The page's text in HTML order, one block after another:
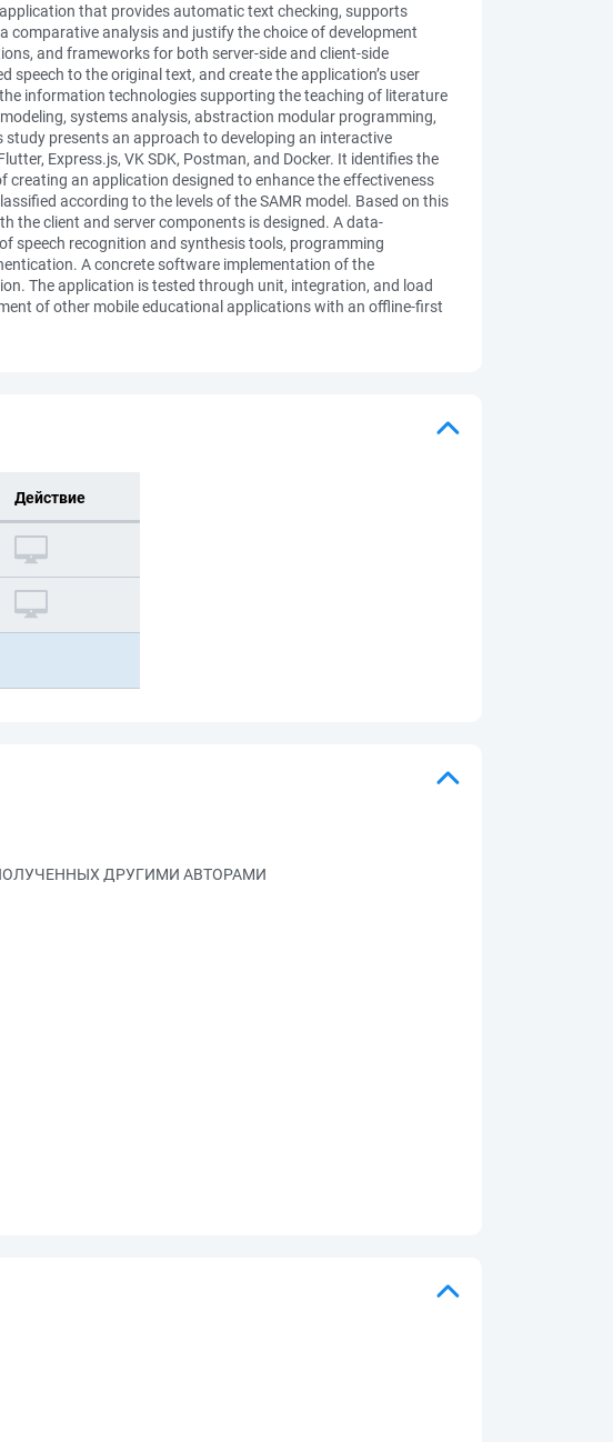
that provides automatic text checking, supports
comparative analysis and justify the choice of development
and frameworks for both server‐side and client‐side
to the original text, and create the application’s user
information technologies supporting the teaching of literature
systems analysis, abstraction modular programming,
presents an approach to developing an interactive
Express.js, VK SDK, Postman, and Docker. It identifies the
an application designed to enhance the effectiveness
according to the levels of the SAMR model. Based on this
the client and server components is designed. A data‐
speech recognition and synthesis tools, programming
A concrete software implementation of the
The application is tested through unit, integration, and load
of other mobile educational applications with an offline‐first
Действие
ДРУГИМИ АВТОРАМИ